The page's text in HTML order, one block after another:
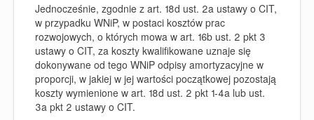
Jednocześnie, zgodnie z art. 18d ust. 2a ustawy o CIT,
w przypadku WNiP, w postaci kosztów prac
rozwojowych, o których mowa w art. 16b ust. 2 pkt 3
ustawy o CIT, za koszty kwalifikowane uznaje się
dokonywane od tego WNiP odpisy amortyzacyjne w
proporcji, w jakiej w jej wartości początkowej pozostają
koszty wymienione w art. 18d ust. 2 pkt 1-4a lub ust.
3a pkt 2 ustawy o CIT.